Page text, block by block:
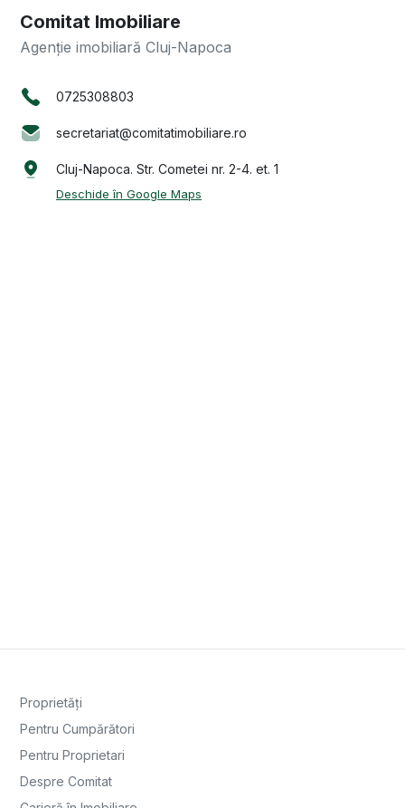
Comitat Imobiliare
Agenție imobiliară Cluj-Napoca
0725308803
secretariat@comitatimobiliare.ro
Cluj-Napoca. Str. Cometei nr. 2-4. et. 1
Deschide în Google Maps
Proprietăți
Pentru Cumpărători
Pentru Proprietari
Despre Comitat